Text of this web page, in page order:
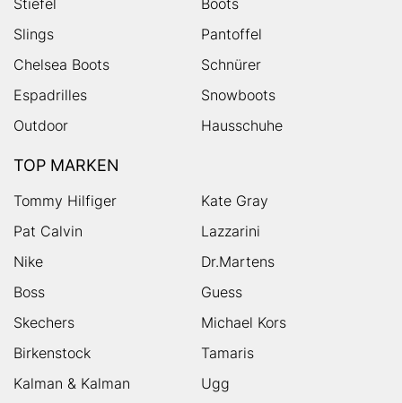
Slings
Pantoffel
Chelsea Boots
Schnürer
Espadrilles
Snowboots
Outdoor
Hausschuhe
TOP MARKEN
Tommy Hilfiger
Kate Gray
Pat Calvin
Lazzarini
Nike
Dr.Martens
Boss
Guess
Skechers
Michael Kors
Birkenstock
Tamaris
Kalman & Kalman
Ugg